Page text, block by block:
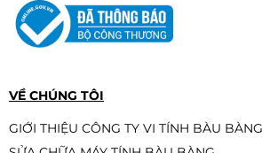
VỀ CHÚNG TÔI
GIỚI THIỆU CÔNG TY VI TÍNH BÀU BÀNG